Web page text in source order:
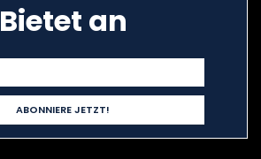
Bietet an